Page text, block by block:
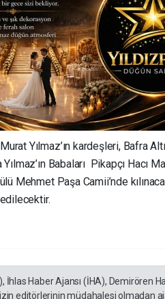
Yılmaz’ın kardeşleri, Bafra
Babaları Pikapçı
Mehmet Paşa Camii’nde
İhlas Haber Ajansı (İHA), Demirören
editörlerinin müdahalesi olmadan